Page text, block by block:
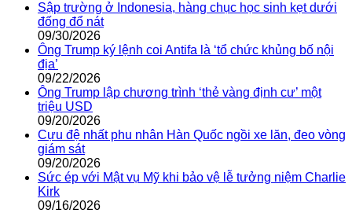
Sập trường ở Indonesia, hàng chục học sinh kẹt dưới
đống đổ nát
09/30/2026
Ông Trump ký lệnh coi Antifa là ‘tổ chức khủng bố nội
địa’
09/22/2026
Ông Trump lập chương trình ‘thẻ vàng định cư’ một
triệu USD
09/20/2026
Cựu đệ nhất phu nhân Hàn Quốc ngồi xe lăn, đeo vòng
giám sát
09/20/2026
Sức ép với Mật vụ Mỹ khi bảo vệ lễ tưởng niệm Charlie
Kirk
09/16/2026